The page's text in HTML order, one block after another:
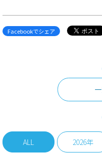
Facebookでシェア
ALL 2026年